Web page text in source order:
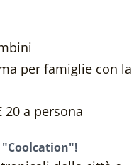
per famiglie con la
20 a persona
"Coolcation"!